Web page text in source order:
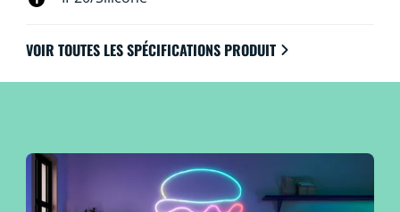
VOIR TOUTES LES SPÉCIFICATIONS PRODUIT